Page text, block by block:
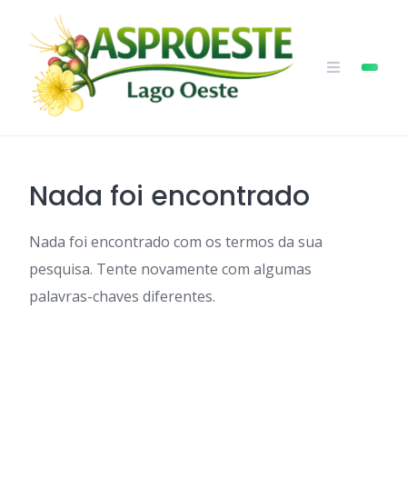
content
Nada foi encontrado
Nada foi encontrado com os termos da sua
pesquisa. Tente novamente com algumas
palavras-chaves diferentes.